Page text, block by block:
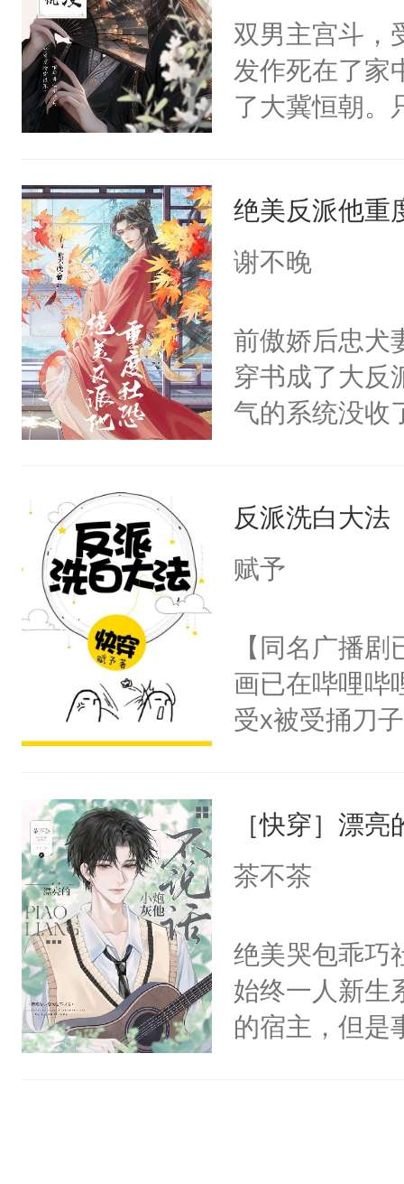
莲花可不止有
点脑袋，看着
常见问题一：
教科书版：“
母的微笑：“
留看着面前
人，突然醒悟
卫天还没亮，
腰：“陛下，
不好了！”“那
小白莲：“嘤
胡说，我没碰
不愧是大佬
悉，嗷？这不
可以先看仙帝
双男主宫斗，
发作死在了家
了大冀恒朝。
惜被人暗害，
绝。主神知晓
朝，一个从未
为三种性别。
构与男子相同
了一颗红色
人，最终坐上
绝美反派他重
谢不晚
前傲娇后忠犬
穿书成了大反
气的系统没收
用见人，因为
言神龙见首不
名蛇蛇，跟
不知道，那小
头，魔尊墨宴
宴：柳折枝你
们竟然欺负
宴：要不你
来……“蛇蛇，
堂魔尊……行
位，当日就抢
神偏执：不许
反派洗白大法
赋予
【同名广播
画已在哔哩哔
受x被受捅刀
病，一个个
上了还是无动
间变脸背叛他
的恶事他都对
一个权力滔天
右男主又报复
［快穿］漂
茶不茶
绝美哭包乖巧
始终一人新生
的宿主，但